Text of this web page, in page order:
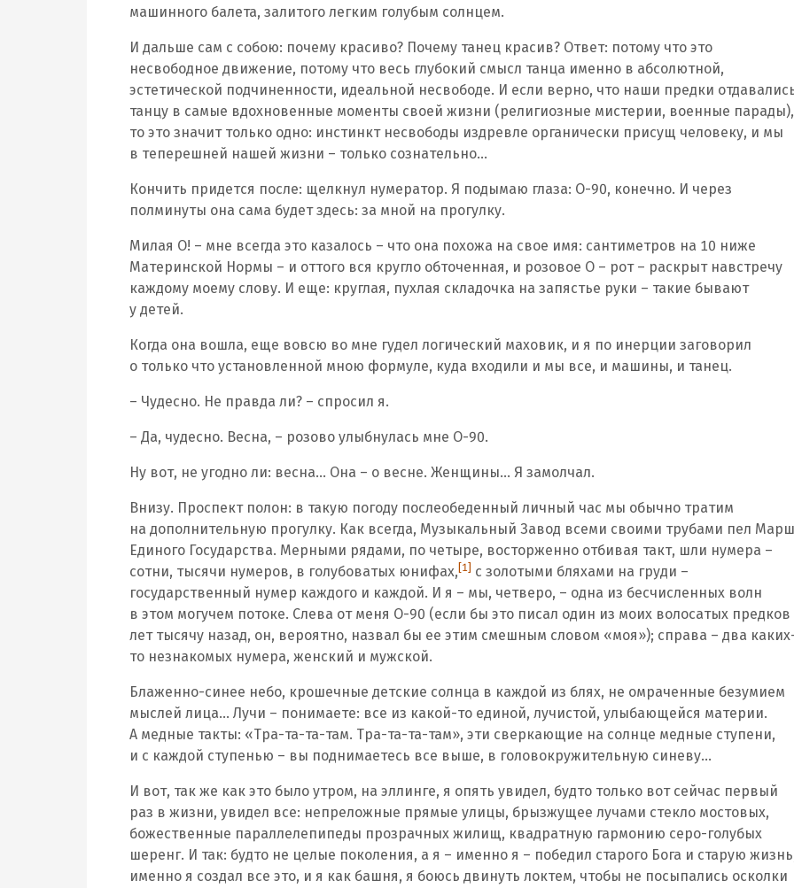
машинного балета, залитого легким голубым солнцем.
И дальше сам с собою: почему красиво? Почему танец красив? Ответ: потому что это
несвободное движение, потому что весь глубокий смысл танца именно в абсолютной,
эстетической подчиненности, идеальной несвободе. И если верно, что наши предки
танцу в самые вдохновенные моменты своей жизни (религиозные мистерии, военные парады),
то это значит только одно: инстинкт несвободы издревле органически присущ человеку, и мы
в теперешней нашей жизни – только сознательно…
Кончить придется после: щелкнул нумератор. Я подымаю глаза: О-90, конечно. И через
полминуты она сама будет здесь: за мной на прогулку.
Милая О! – мне всегда это казалось – что она похожа на свое имя: сантиметров на 10 ниже
Материнской Нормы – и оттого вся кругло обточенная, и розовое О – рот – раскрыт навстречу
каждому моему слову. И еще: круглая, пухлая складочка на запястье руки – такие бывают
у детей.
Когда она вошла, еще вовсю во мне гудел логический маховик, и я по инерции заговорил
о только что установленной мною формуле, куда входили и мы все, и машины, и танец.
– Чудесно. Не правда ли? – спросил я.
– Да, чудесно. Весна, – розово улыбнулась мне О-90.
Ну вот, не угодно ли: весна… Она – о весне. Женщины… Я замолчал.
Внизу. Проспект полон: в такую погоду послеобеденный личный час мы обычно тратим
на дополнительную прогулку. Как всегда, Музыкальный Завод всеми своими трубами пел Марш
Единого Государства. Мерными рядами, по четыре, восторженно отбивая такт, шли нумера –
сотни, тысячи нумеров, в голубоватых юнифах, [1]
с золотыми бляхами на груди –
государственный нумер каждого и каждой. И я – мы, четверо, – одна из бесчисленных волн
в этом могучем потоке. Слева от меня О-90 (если бы это писал один из моих волосатых предков
лет тысячу назад, он, вероятно, назвал бы ее этим смешным словом «моя»); справа – два
то незнакомых нумера, женский и мужской.
Блаженно-синее небо, крошечные детские солнца в каждой из блях, не омраченные безумием
мыслей лица… Лучи – понимаете: все из какой-то единой, лучистой, улыбающейся материи.
А медные такты: «Тра-та-та-там. Тра-та-та-там», эти сверкающие на солнце медные ступени,
и с каждой ступенью – вы поднимаетесь все выше, в головокружительную синеву…
И вот, так же как это было утром, на эллинге, я опять увидел, будто только вот сейчас первый
раз в жизни, увидел все: непреложные прямые улицы, брызжущее лучами стекло мостовых,
божественные параллелепипеды прозрачных жилищ, квадратную гармонию серо-голубых
шеренг. И так: будто не целые поколения, а я – именно я – победил старого Бога и старую
именно я создал все это, и я как башня, я боюсь двинуть локтем, чтобы не посыпались осколки